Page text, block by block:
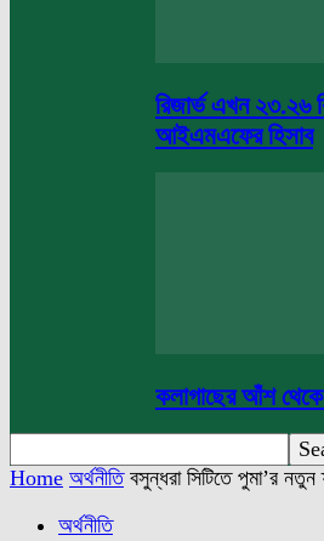
রিজার্ভ এখন ২৩.২৬
আইএমএফের হিসাব
কলাগাছের আঁশ থেকে
Home অর্থনীতি বসুন্ধরা সিটিতে পুমা’র
অর্থনীতি